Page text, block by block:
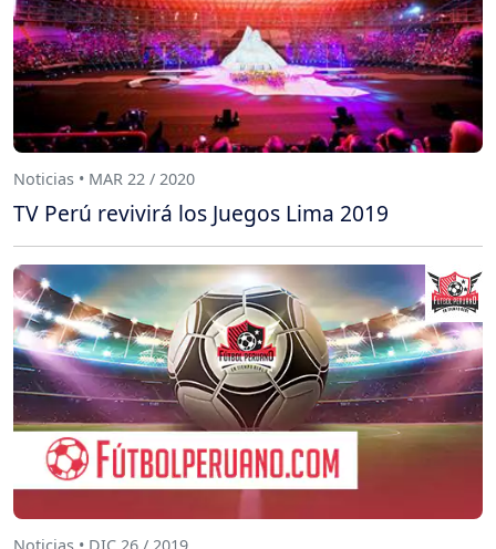
Noticias • MAR 22 / 2020
TV Perú revivirá los Juegos Lima 2019